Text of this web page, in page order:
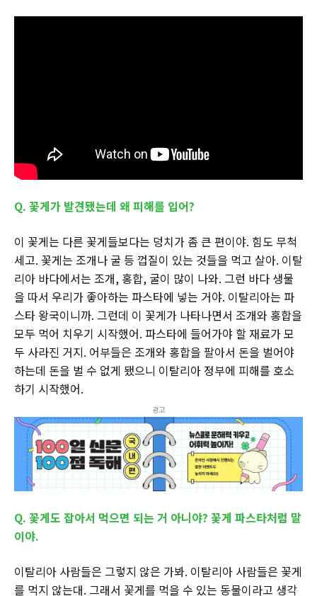
Q. 꽃게가 발견됐는데 왜 피해를 입어?
이 꽃게는 다른 꽃게들보다는 덩치가 좀 큰 편이야. 힘도 무척
세고. 꽃게는 조개나 굴 등 껍질이 있는 것들을 먹고 살아. 이탈
리아 바다에서는 조개, 홍합, 굴이 많이 나와. 그런 바다 생물
을 따서 우리가 좋아하는 파스타에 넣는 거야. 이탈리아는 파
스타 왕국이니까. 그런데 이 꽃게가 나타나면서 조개와 홍합을
모두 먹어 치우기 시작했어. 파스타에 들어가야 할 재료가 모
두 사라진 거지. 어부들은 조개와 홍합을 팔아서 돈을 벌어야
하는데 돈을 벌 수 없게 됐으니 이탈리아 정부에 피해를 호소
하기 시작했어.
광고
Q. 꽃게도 잡아서 먹으면 되는 거 아니야? 꽃게 파스타처럼 말
이야.
이탈리아 사람들은 그렇지 않은 가봐. 이탈리아 사람들은 꽃게
를 먹지 않는대. 그래서 꽃게를 먹을 수 있는 동물이라고 생각